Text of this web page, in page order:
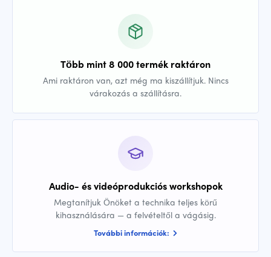
Több mint 8 000 termék raktáron
Ami raktáron van, azt még ma kiszállítjuk. Nincs
várakozás a szállításra.
Audio- és videóprodukciós workshopok
Megtanítjuk Önöket a technika teljes körű
kihasználására — a felvételtől a vágásig.
További információk: